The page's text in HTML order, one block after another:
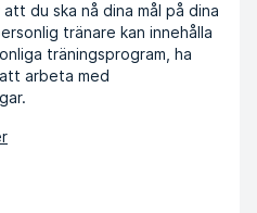
du ska nå dina mål på dina
tränare kan innehålla
träningsprogram, ha
arbeta med